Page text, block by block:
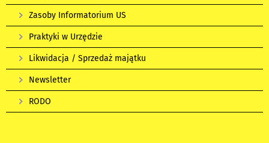
Zasoby Informatorium US
Praktyki w Urzędzie
Likwidacja / Sprzedaż majątku
Newsletter
RODO